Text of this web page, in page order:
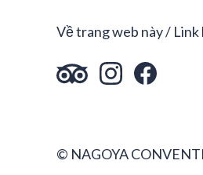
Về trang web này Link
© NAGOYA